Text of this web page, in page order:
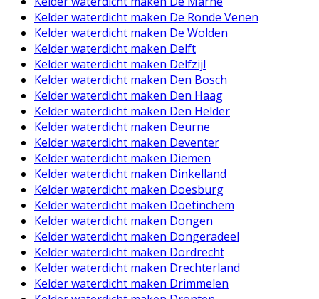
Kelder waterdicht maken De Ronde Venen
Kelder waterdicht maken De Wolden
Kelder waterdicht maken Delft
Kelder waterdicht maken Delfzijl
Kelder waterdicht maken Den Bosch
Kelder waterdicht maken Den Haag
Kelder waterdicht maken Den Helder
Kelder waterdicht maken Deurne
Kelder waterdicht maken Deventer
Kelder waterdicht maken Diemen
Kelder waterdicht maken Dinkelland
Kelder waterdicht maken Doesburg
Kelder waterdicht maken Doetinchem
Kelder waterdicht maken Dongen
Kelder waterdicht maken Dongeradeel
Kelder waterdicht maken Dordrecht
Kelder waterdicht maken Drechterland
Kelder waterdicht maken Drimmelen